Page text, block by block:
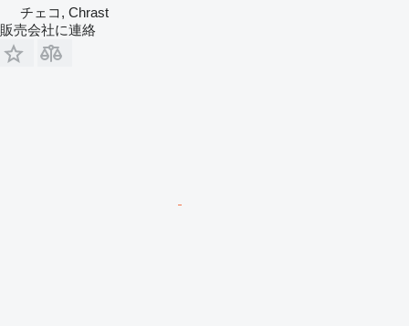
チェコ, Chrast
販売会社に連絡